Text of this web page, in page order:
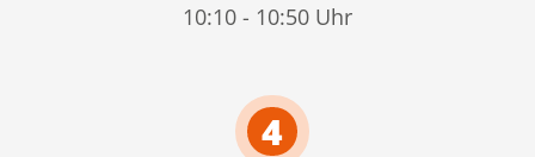
10:10 - 10:50 Uhr
4